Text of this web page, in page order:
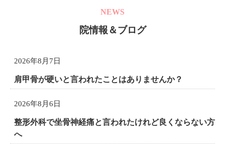
NEWS
院情報＆ブログ
2026年8月7日
肩甲骨が硬いと言われたことはありませんか？
2026年8月6日
整形外科で坐骨神経痛と言われたけれど良くならない方
へ